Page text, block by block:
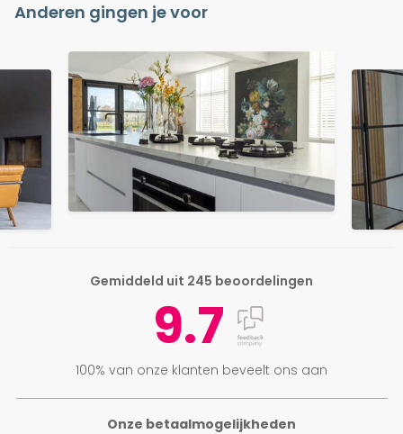
Anderen gingen je voor
Onze betaalmogelijkheden
Gemiddeld uit 245 beoordelingen
9.7
100% van onze klanten beveelt ons aan